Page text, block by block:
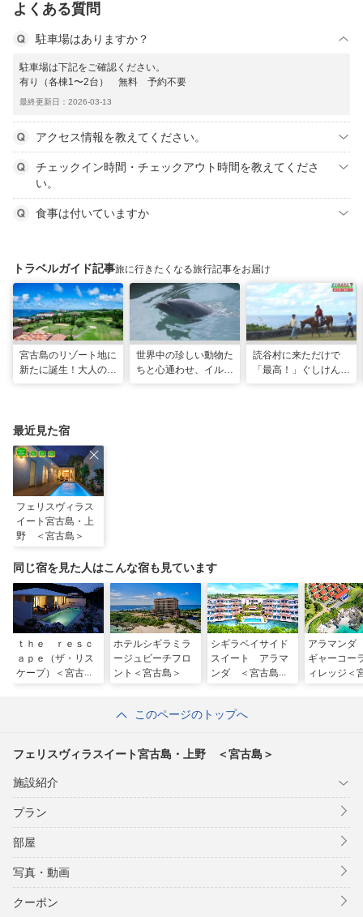
よくある質問
駐車場はありますか？
駐車場は下記をご確認ください。
有り（各棟1〜2台） 無料 予約不要
最終更新日：2026-03-13
アクセス情報を教えてください。
チェックイン時間・チェックアウト時間を教えてくださ
い。
食事は付いていますか
トラベルガイド記事旅に行きたくなる旅行記事をお届け
宮古島のリゾート地に
新たに誕生！大人の特
世界中の珍しい動物た
ちと心通わせ、イルカ
読谷村に来ただけで
「最高！」ぐしけんさ
最近見た宿
フェリスヴィラス
イート宮古島・上
野 ＜宮古島＞
同じ宿を見た人はこんな宿も見ています
ｔｈｅ ｒｅｓｃ
ａｐｅ（ザ・リス
ケープ）＜宮古島
ホテルシギラミラ
ージュビーチフロ
ント＜宮古島＞
シギラベイサイド
スイート アラマ
ンダ ＜宮古島＞
アラマン
ギャーコー
ィレッジ＜
このページのトップへ
フェリスヴィラスイート宮古島・上野 ＜宮古島＞
施設紹介
プラン
部屋
写真・動画
クーポン